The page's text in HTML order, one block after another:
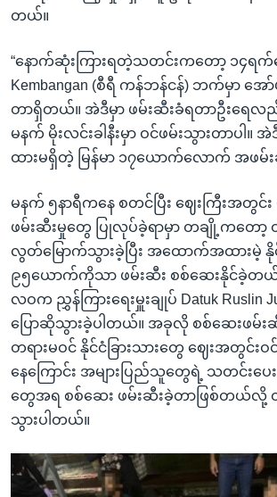
တယ်။
“နောက်ဆုံးကြားရတဲ့သတင်းကတော့ ၁၄ရက်
Kembangan (စီရီ ကန်ဘန်ငန်) ဘက်မှာ အေ
တာရှိတယ်။ အဲဒီမှာ ဖမ်းဆီးခံရတာဦးရေလည်
မနက် မိုးလင်းခါနီးမှာ ဝင်ဖမ်းသွားတာပါ
ထားမရှိတဲ့ မြန်မာ ၁၇ယောက်လောက် အဖမ်
မနက် ၅နာရီကနေ စတင်ပြီး ဈေးကြီးအတွင်
ဖမ်းဆီးမှုတွေ ပြုလုပ်ခဲ့ရာမှာ တချို့ကတော့
လွတ်မြောက်သွားခဲ့ပြီး အထောက်အထားမဲ့ နိုင်
၉၅ယောက်ကိုသာ ဖမ်းဆီး စစ်ဆေးနိုင်ခဲ့တယ်
လဝက ညွှန်ကြားရေးမှူးချုပ် Datuk Ruslin
ပြောဆိုသွားခဲ့ပါတယ်။ အခုလို စစ်ဆေးဖမ်း
တရားမဝင် နိုင်ငံခြားသားတွေ ဈေးအတွင်
နေကြောင်း အများပြည်သူတွေရဲ့ သတင်းပေ
တွေအရ စစ်ဆေး ဖမ်းဆီးခဲ့တာဖြစ်တယ်လို့
သွားပါတယ်။